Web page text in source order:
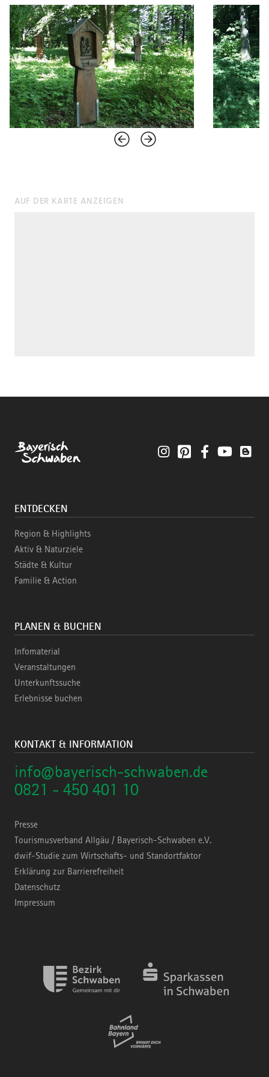
AUF DER KARTE ANZEIGEN
InstagramPinterestFacebookYouTube
ENTDECKEN
Region & Highlights
Aktiv & Naturziele
Städte & Kultur
Familie & Action
PLANEN & BUCHEN
Infomaterial
Veranstaltungen
Unterkunftssuche
Erlebnisse buchen
KONTAKT & INFORMATION
info@bayerisch-schwaben.de
0821 - 450 401 10
Presse
Tourismusverband Allgäu / Bayerisch-Schwaben e.V.
dwif-Studie zum Wirtschafts- und Standortfaktor
Erklärung zur Barrierefreiheit
Datenschutz
Impressum